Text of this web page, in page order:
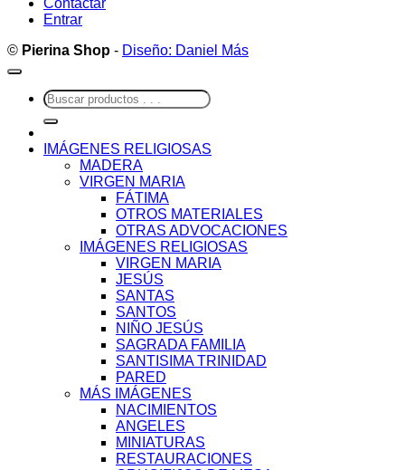
Contactar
Entrar
© Pierina Shop - Diseño: Daniel Más
Buscar
por:
IMÁGENES RELIGIOSAS
MADERA
VIRGEN MARIA
FÁTIMA
OTROS MATERIALES
OTRAS ADVOCACIONES
IMÁGENES RELIGIOSAS
VIRGEN MARIA
JESÚS
SANTAS
SANTOS
NIÑO JESÚS
SAGRADA FAMILIA
SANTISIMA TRINIDAD
PARED
MÁS IMÁGENES
NACIMIENTOS
ANGELES
MINIATURAS
RESTAURACIONES